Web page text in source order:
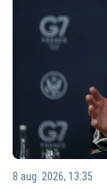
8 aug. 2026, 13:35